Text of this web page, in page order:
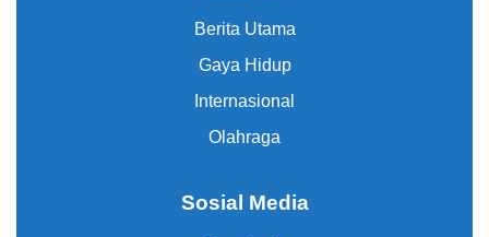
Berita Utama
Gaya Hidup
Internasional
Olahraga
Sosial Media